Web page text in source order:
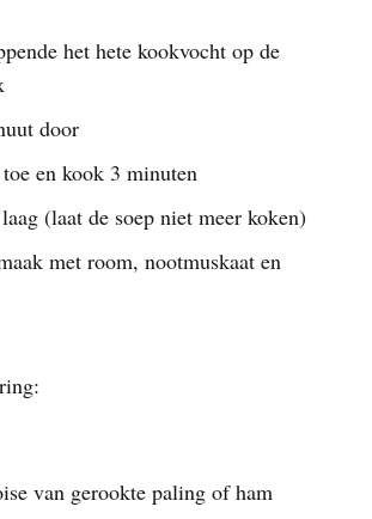
het hete kookvocht op de
door
en kook 3 minuten
(laat de soep niet meer koken)
met room, nootmuskaat en
van gerookte paling of ham